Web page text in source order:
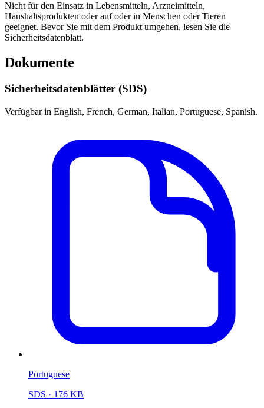
Nicht für den Einsatz in Lebensmitteln, Arzneimitteln,
Haushaltsprodukten oder auf oder in Menschen oder Tieren
geeignet. Bevor Sie mit dem Produkt umgehen, lesen Sie die
Sicherheitsdatenblatt.
Dokumente
Sicherheitsdatenblätter (SDS)
Verfügbar in English, French, German, Italian, Portuguese, Spanish.
Portuguese
SDS · 176 KB